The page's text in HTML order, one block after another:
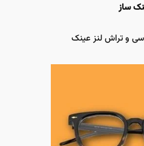
ساز
و تراش لنز عینک